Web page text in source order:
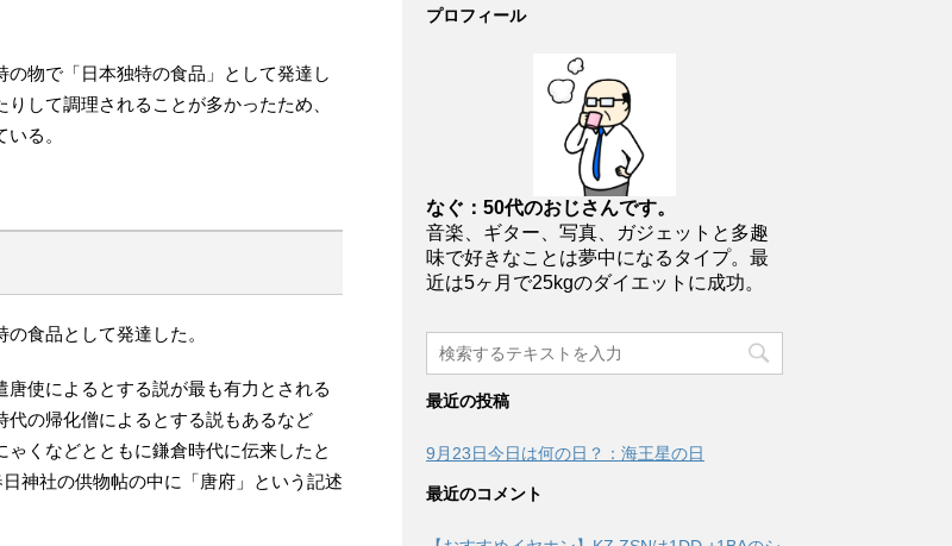
物で「日本独特の食品」として発達し
して調理されることが多かったため、
る。
食品として発達した。
使によるとする説が最も有力とされる
の帰化僧によるとする説もあるなど
くなどとともに鎌倉時代に伝来したと
神社の供物帖の中に「唐府」という記述
プロフィール
なぐ：50代のおじさんです。
音楽、ギター、写真、ガジェットと多趣
味で好きなことは夢中になるタイプ。最
近は5ヶ月で25kgのダイエットに成功。
最近の投稿
9月23日今日は何の日？：海王星の日
最近のコメント